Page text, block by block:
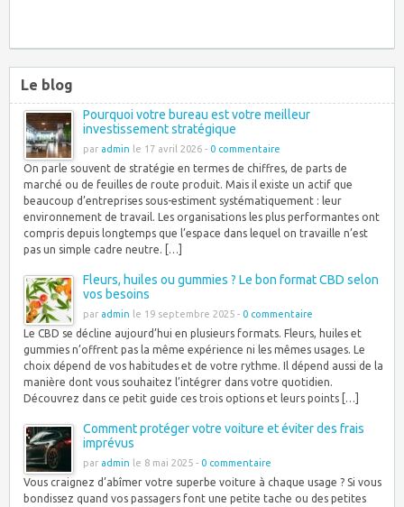
Le blog
Pourquoi votre bureau est votre meilleur
investissement stratégique
par admin le 17 avril 2026 - 0 commentaire
On parle souvent de stratégie en termes de chiffres, de parts de
marché ou de feuilles de route produit. Mais il existe un actif que
beaucoup d’entreprises sous-estiment systématiquement : leur
environnement de travail. Les organisations les plus performantes ont
compris depuis longtemps que l’espace dans lequel on travaille n’est
pas un simple cadre neutre. […]
Fleurs, huiles ou gummies ? Le bon format CBD selon
vos besoins
par admin le 19 septembre 2025 - 0 commentaire
Le CBD se décline aujourd’hui en plusieurs formats. Fleurs, huiles et
gummies n’offrent pas la même expérience ni les mêmes usages. Le
choix dépend de vos habitudes et de votre rythme. Il dépend aussi de la
manière dont vous souhaitez l’intégrer dans votre quotidien.
Découvrez dans ce petit guide ces trois options et leurs points […]
Comment protéger votre voiture et éviter des frais
imprévus
par admin le 8 mai 2025 - 0 commentaire
Vous craignez d’abîmer votre superbe voiture à chaque usage ? Si vous
bondissez quand vos passagers font une petite tache ou des petites